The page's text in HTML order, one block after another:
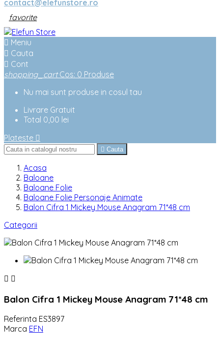
contact@elefunstore.ro
favorite
 Meniu
 Cauta
 Cont
shopping_cart Cos: 0 Produse
Nu mai sunt produse in cosul tau
Livrare Gratuit
Total 0,00 lei
Plateste 
 Cauta
Acasa
Baloane
Baloane Folie
Baloane Folie Personaje Animate
Balon Cifra 1 Mickey Mouse Anagram 71*48 cm
Categorii
 
Balon Cifra 1 Mickey Mouse Anagram 71*48 cm
Referinta ES3897
Marca EFN